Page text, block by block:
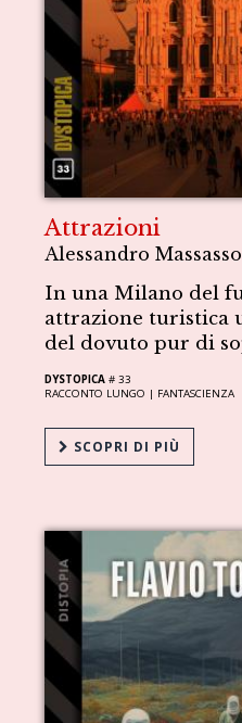
Attrazioni
Alessandro Massasso
In una Milano del
attrazione turistica
del dovuto pur di
DYSTOPICA # 33
RACCONTO LUNGO | FANTASCIENZA
SCOPRI DI PIÙ